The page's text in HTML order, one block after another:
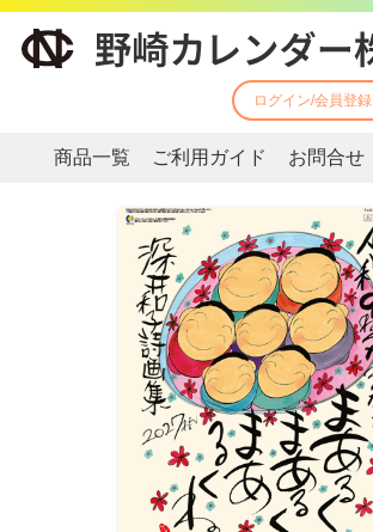
ログイン/会員登録
商品一覧 ご利用ガイド お問合せ